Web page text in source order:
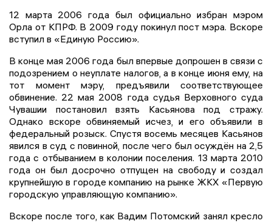
12 марта 2006 года был официально избран мэром
Орла от КПРФ. В 2009 году покинул пост мэра. Вскоре
вступил в «Единую Россию».
В конце мая 2006 года был впервые допрошен в связи с
подозрением о неуплате налогов, а в конце июня ему, на
тот момент мэру, предъявили соответствующее
обвинение. 22 мая 2008 года судья Верховного суда
Чувашии постановил взять Касьянова под стражу.
Однако вскоре обвиняемый исчез, и его объявили в
федеральный розыск. Спустя восемь месяцев Касьянов
явился в суд с повинной, после чего был осуждён на 2,5
года с отбыванием в колонии поселения. 13 марта 2010
года он был досрочно отпущен на свободу и создал
крупнейшую в городе компанию на рынке ЖКХ «Первую
городскую управляющую компанию».
Вскоре после того, как Вадим Потомский занял кресло